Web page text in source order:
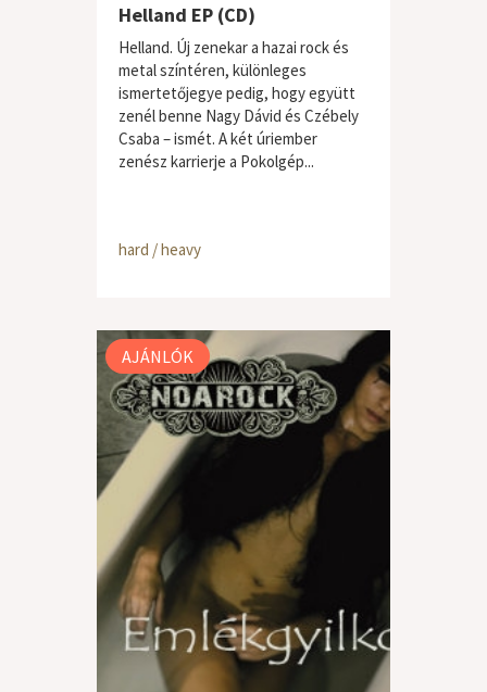
Helland EP (CD)
Helland. Új zenekar a hazai rock és
metal színtéren, különleges
ismertetőjegye pedig, hogy együtt
zenél benne Nagy Dávid és Czébely
Csaba – ismét. A két úriember
zenész karrierje a Pokolgép...
hard / heavy
AJÁNLÓK